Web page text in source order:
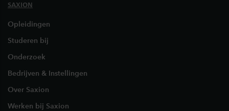
SAXION
Opleidingen
Studeren bij
Onderzoek
Bedrijven & Instellingen
Over Saxion
Werken bij Saxion